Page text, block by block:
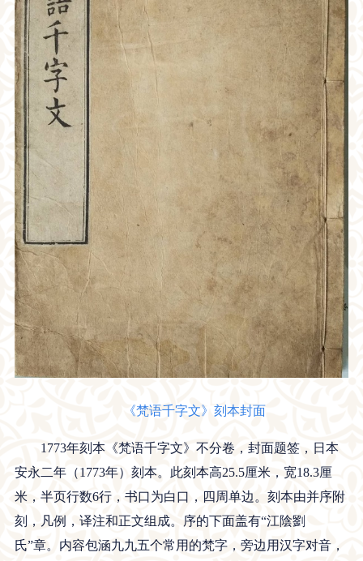
《梵语千字文》刻本封面
1773年刻本《梵语千字文》不分卷，封面题签，日本
安永二年（1773年）刻本。此刻本高25.5厘米，宽18.3厘
米，半页行数6行，书口为白口，四周单边。刻本由并序附
刻，凡例，译注和正文组成。序的下面盖有“江陰劉
氏”章。内容包涵九九五个常用的梵字，旁边用汉字对音，